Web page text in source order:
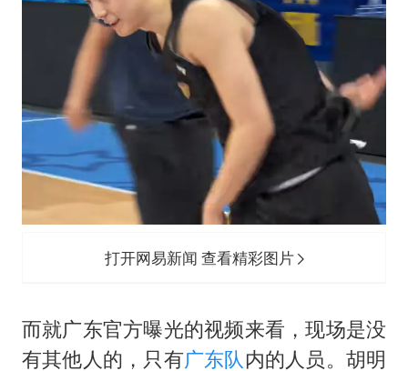
打开网易新闻 查看精彩图片
而就广东官方曝光的视频来看，现场是没
有其他人的，只有广东队内的人员。胡明